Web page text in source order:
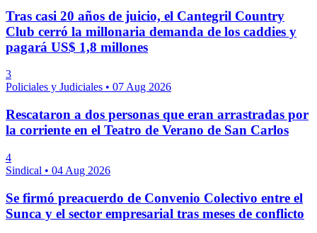
Tras casi 20 años de juicio, el Cantegril Country
Club cerró la millonaria demanda de los caddies y
pagará US$ 1,8 millones
3
Policiales y Judiciales • 07 Aug 2026
Rescataron a dos personas que eran arrastradas por
la corriente en el Teatro de Verano de San Carlos
4
Sindical • 04 Aug 2026
Se firmó preacuerdo de Convenio Colectivo entre el
Sunca y el sector empresarial tras meses de conflicto